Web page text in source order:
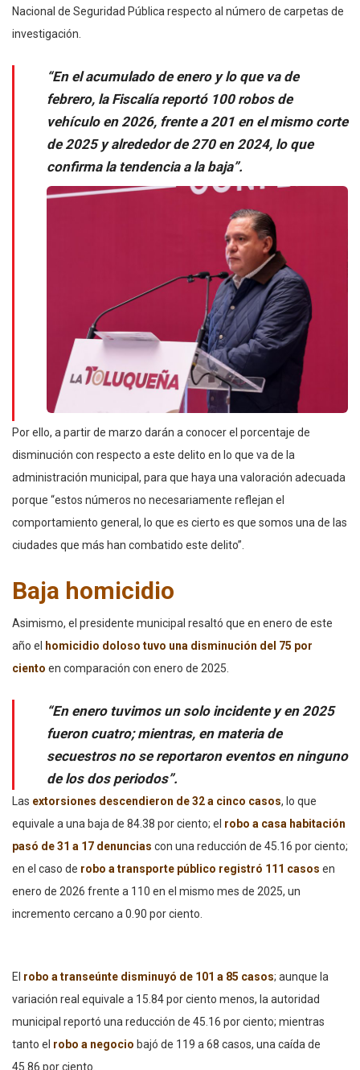
Nacional de Seguridad Pública respecto al número de carpetas de
investigación.
“En el acumulado de enero y lo que va de
febrero, la Fiscalía reportó 100 robos de
vehículo en 2026, frente a 201 en el mismo corte
de 2025 y alrededor de 270 en 2024, lo que
confirma la tendencia a la baja”.
Por ello, a partir de marzo darán a conocer el porcentaje de
disminución con respecto a este delito en lo que va de la
administración municipal, para que haya una valoración adecuada
porque “estos números no necesariamente reflejan el
comportamiento general, lo que es cierto es que somos una de las
ciudades que más han combatido este delito”.
Baja homicidio
Asimismo, el presidente municipal resaltó que en enero de este
año el
homicidio doloso tuvo una disminución del 75 por
ciento en comparación con enero de 2025.
“En enero tuvimos un solo incidente y en 2025
fueron cuatro; mientras, en materia de
secuestros no se reportaron eventos en ninguno
de los dos periodos”.
Las extorsiones descendieron de 32 a cinco casos, lo que
equivale a una baja de 84.38 por ciento; el robo a casa habitación
pasó de 31 a 17 denuncias con una reducción de 45.16 por ciento;
en el caso de robo a transporte público registró 111 casos en
enero de 2026 frente a 110 en el mismo mes de 2025, un
incremento cercano a 0.90 por ciento.
El robo a transeúnte disminuyó de 101 a 85 casos; aunque la
variación real equivale a 15.84 por ciento menos, la autoridad
municipal reportó una reducción de 45.16 por ciento; mientras
tanto el robo a negocio bajó de 119 a 68 casos, una caída de
45.86 por ciento.